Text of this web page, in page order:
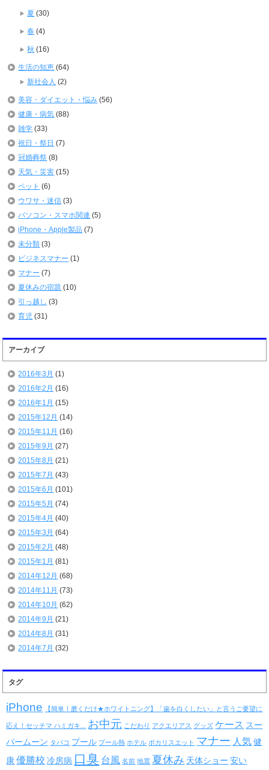
夏 (30)
春 (4)
秋 (16)
生活の知恵 (64)
新社会人 (2)
美容・ダイエット・悩み (56)
健康・病気 (88)
雑学 (33)
祝日・祭日 (7)
冠婚葬祭 (8)
天気・災害 (15)
ペット (6)
ウワサ・迷信 (3)
パソコン・スマホ関連 (5)
iPhone・Apple製品 (7)
未分類 (3)
ビジネスマナー (1)
マナー (7)
夏休みの宿題 (10)
引っ越し (3)
育児 (31)
アーカイブ
2016年3月 (1)
2016年2月 (16)
2016年1月 (15)
2015年12月 (14)
2015年11月 (16)
2015年9月 (27)
2015年8月 (21)
2015年7月 (43)
2015年6月 (101)
2015年5月 (74)
2015年4月 (40)
2015年3月 (64)
2015年2月 (48)
2015年1月 (81)
2014年12月 (68)
2014年11月 (73)
2014年10月 (62)
2014年9月 (21)
2014年8月 (31)
2014年7月 (32)
タグ
iPhone 【簡単！磨くだけ★ホワイトニング】「歯を白くしたい」と言うご要望に
応え！セッチマ ハミガキ... お中元 こだわり アクエリアス グッズ ケース スー
パームーン タバコ プール プール熱 ホテル ポカリスエット マナー 人気 健
康 優勝校 冷房病 口臭 台風 名前 地震 夏休み 天体ショー 安い